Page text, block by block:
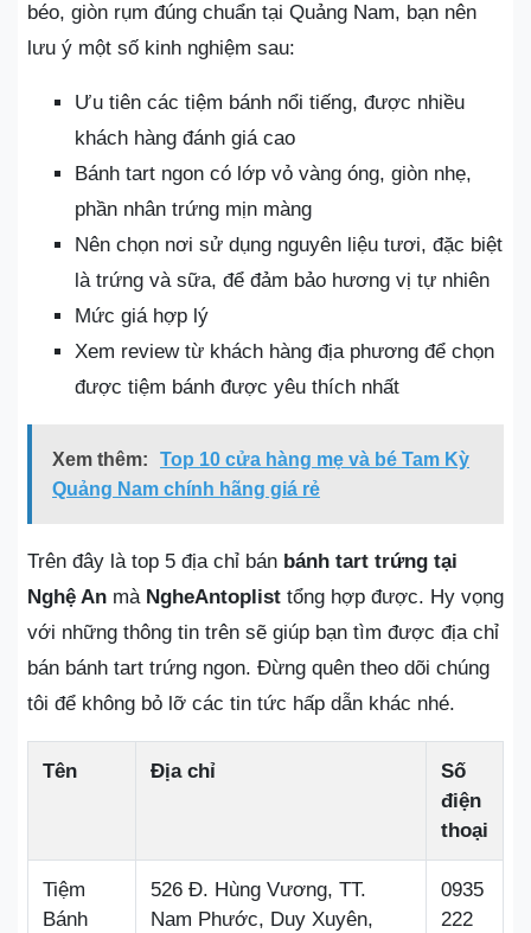
béo, giòn rụm đúng chuẩn tại Quảng Nam, bạn nên
lưu ý một số kinh nghiệm sau:
Ưu tiên các tiệm bánh nổi tiếng, được nhiều
khách hàng đánh giá cao
Bánh tart ngon có lớp vỏ vàng óng, giòn nhẹ,
phần nhân trứng mịn màng
Nên chọn nơi sử dụng nguyên liệu tươi, đặc biệt
là trứng và sữa, để đảm bảo hương vị tự nhiên
Mức giá hợp lý
Xem review từ khách hàng địa phương để chọn
được tiệm bánh được yêu thích nhất
Xem thêm:
Top 10 cửa hàng mẹ và bé Tam Kỳ
Quảng Nam chính hãng giá rẻ
Trên đây là top 5 địa chỉ bán bánh tart trứng tại
Nghệ An mà NgheAntoplist tổng hợp được. Hy vọng
với những thông tin trên sẽ giúp bạn tìm được địa chỉ
bán bánh tart trứng ngon. Đừng quên theo dõi chúng
tôi để không bỏ lỡ các tin tức hấp dẫn khác nhé.
Tên Địa chỉ
Số
điện
thoại
Tiệm
Bánh
526 Đ. Hùng Vương, TT.
Nam Phước, Duy Xuyên,
0935
222